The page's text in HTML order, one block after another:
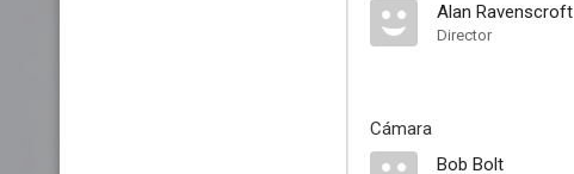
Alan Ravenscroft
Director
Cámara
Bob Bolt